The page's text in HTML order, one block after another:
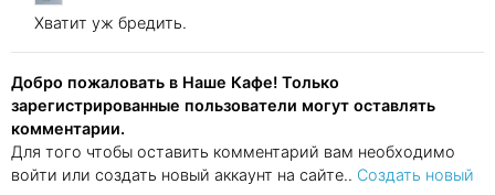
Хватит уж бредить.
Добро пожаловать в Наше Кафе! Только
зарегистрированные пользователи могут оставлять
комментарии.
Для того чтобы оставить комментарий вам необходимо
войти или создать новый аккаунт на сайте.. Создать новый